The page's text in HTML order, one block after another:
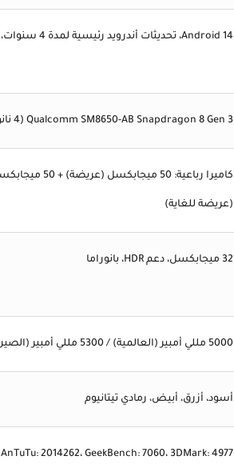
Android 14، تحديثات أندرويد رئيسية لمدة 4 سنوات، HyperOS
Qualcomm SM8650-AB Snapdragon 8 Gen 3 (4 نانومتر)
(عريضة للغاية)
32 ميجابكسل، دعم HDR، بانوراما
5000 مللي أمبير (العالمية) / 5300 مللي أمبير (الصين)، شحن سريع 90 واط
أسود، أزرق، أبيض، رمادي تيتانيوم
AnTuTu: 2014262، GeekBench: 7060، 3DMark: 4977